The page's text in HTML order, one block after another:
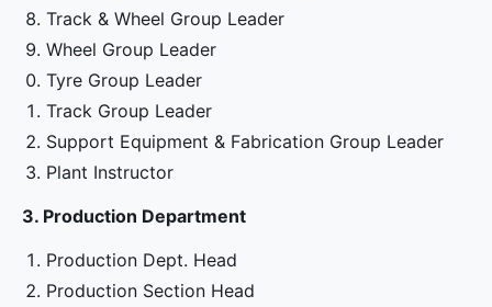
Track & Wheel Group Leader
Wheel Group Leader
Tyre Group Leader
Track Group Leader
Support Equipment & Fabrication Group Leader
Plant Instructor
3. Production Department
Production Dept. Head
Production Section Head